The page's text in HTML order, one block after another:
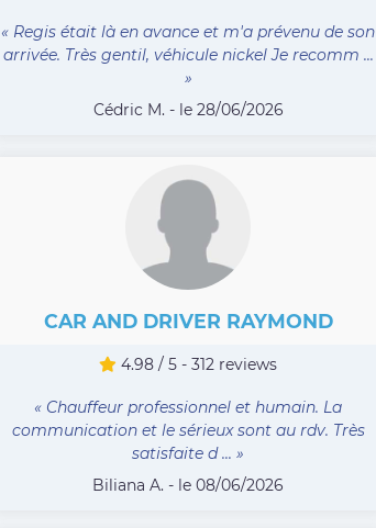
« Regis était là en avance et m'a prévenu de son
arrivée. Très gentil, véhicule nickel Je recomm ...
»
Cédric M. - le 28/06/2026
CAR AND DRIVER RAYMOND
4.98 / 5 - 312 reviews
« Chauffeur professionnel et humain. La
communication et le sérieux sont au rdv. Très
satisfaite d ... »
Biliana A. - le 08/06/2026